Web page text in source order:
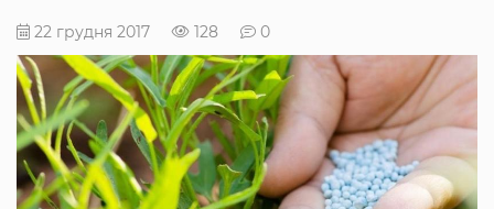
22 грудня 2017 128 0